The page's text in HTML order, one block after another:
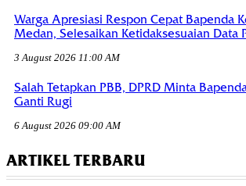
Warga Apresiasi Respon Cepat Bapenda
Medan, Selesaikan Ketidaksesuaian Data
3 August 2026 11:00 AM
Salah Tetapkan PBB, DPRD Minta
Ganti Rugi
6 August 2026 09:00 AM
ARTIKEL TERBARU